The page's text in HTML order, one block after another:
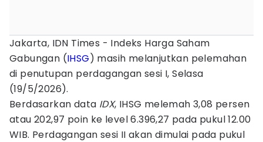
Jakarta, IDN Times - Indeks Harga Saham
Gabungan (IHSG) masih melanjutkan pelemahan
di penutupan perdagangan sesi I, Selasa
(19/5/2026).
Berdasarkan data IDX, IHSG melemah 3,08 persen
atau 202,97 poin ke level 6.396,27 pada pukul 12.00
WIB. Perdagangan sesi II akan dimulai pada pukul